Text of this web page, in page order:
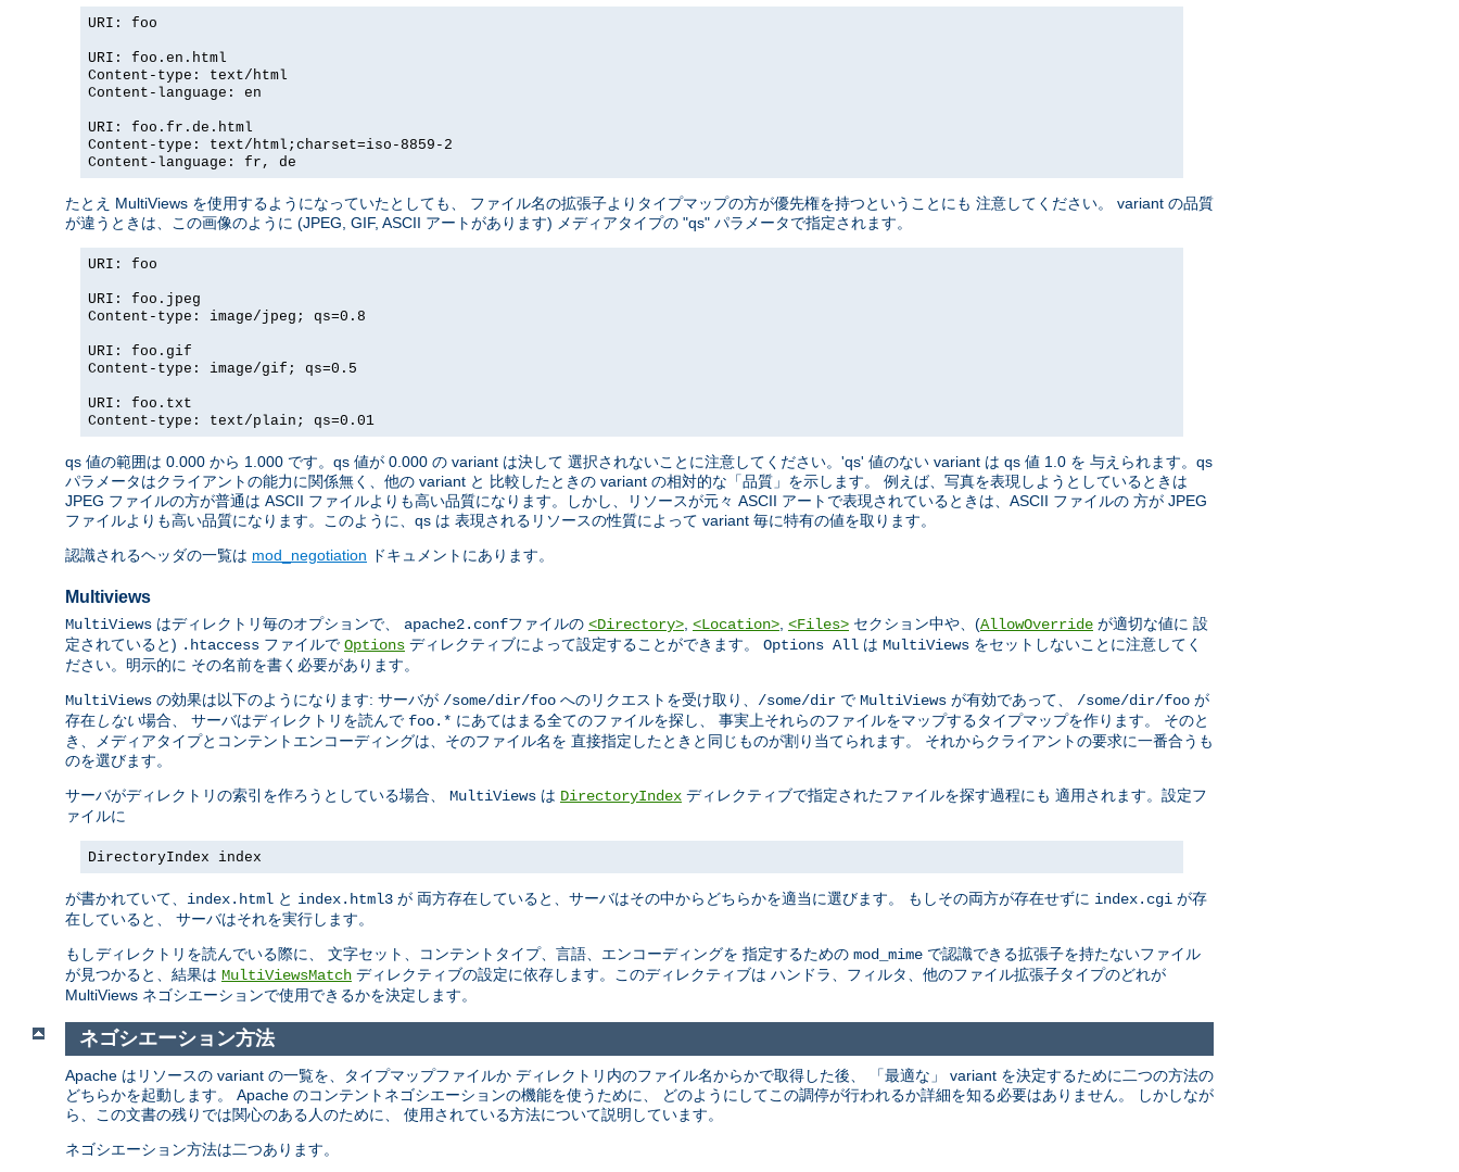
URI: foo
URI: foo.en.html
Content-type: text/html
Content-language: en
URI: foo.fr.de.html
Content-type: text/html;charset=iso-8859-2
Content-language: fr, de
たとえ MultiViews を使用するようになっていたとしても、 ファイル名の拡張子よりタイプマップの方が優先権を持つということにも 注意してください。 variant の品質
が違うときは、この画像のように (JPEG, GIF, ASCII アートがあります) メディアタイプの "qs" パラメータで指定されます。
URI: foo
URI: foo.jpeg
Content-type: image/jpeg; qs=0.8
URI: foo.gif
Content-type: image/gif; qs=0.5
URI: foo.txt
Content-type: text/plain; qs=0.01
qs 値の範囲は 0.000 から 1.000 です。qs 値が 0.000 の variant は決して 選択されないことに注意してください。'qs' 値のない variant は qs 値 1.0 を 与えられます。qs
パラメータはクライアントの能力に関係無く、他の variant と 比較したときの variant の相対的な「品質」を示します。 例えば、写真を表現しようとしているときは
JPEG ファイルの方が普通は ASCII ファイルよりも高い品質になります。しかし、リソースが元々 ASCII アートで表現されているときは、ASCII ファイルの 方が JPEG
ファイルよりも高い品質になります。このように、qs は 表現されるリソースの性質によって variant 毎に特有の値を取ります。
認識されるヘッダの一覧は mod_negotiation ドキュメントにあります。
Multiviews
MultiViews はディレクトリ毎のオプションで、 apache2.confファイルの <Directory>, <Location>, <Files> セクション中や、(AllowOverride が適切な値に 設
定されていると) .htaccess ファイルで Options ディレクティブによって設定することができます。 Options All は MultiViews をセットしないことに注意してく
ださい。明示的に その名前を書く必要があります。
MultiViews の効果は以下のようになります: サーバが /some/dir/foo へのリクエストを受け取り、 /some/dir で MultiViews が有効であって、 /some/dir/foo が
存在しない場合、 サーバはディレクトリを読んで foo.* にあてはまる全てのファイルを探し、 事実上それらのファイルをマップするタイプマップを作ります。 そのと
き、メディアタイプとコンテントエンコーディングは、そのファイル名を 直接指定したときと同じものが割り当てられます。 それからクライアントの要求に一番合うも
のを選びます。
サーバがディレクトリの索引を作ろうとしている場合、 MultiViews は DirectoryIndex ディレクティブで指定されたファイルを探す過程にも 適用されます。設定フ
ァイルに
DirectoryIndex index
が書かれていて、 index.html と index.html3 が 両方存在していると、サーバはその中からどちらかを適当に選びます。 もしその両方が存在せずに index.cgi が存
在していると、 サーバはそれを実行します。
もしディレクトリを読んでいる際に、 文字セット、コンテントタイプ、言語、エンコーディングを 指定するための mod_mime で認識できる拡張子を持たないファイル
が見つかると、結果は MultiViewsMatch ディレクティブの設定に依存します。このディレクティブは ハンドラ、フィルタ、他のファイル拡張子タイプのどれが
MultiViews ネゴシエーションで使用できるかを決定します。
ネゴシエーション方法
Apache はリソースの variant の一覧を、タイプマップファイルか ディレクトリ内のファイル名からかで取得した後、 「最適な」 variant を決定するために二つの方法の
どちらかを起動します。 Apache のコンテントネゴシエーションの機能を使うために、 どのようにしてこの調停が行われるか詳細を知る必要はありません。 しかしなが
ら、この文書の残りでは関心のある人のために、 使用されている方法について説明しています。
ネゴシエーション方法は二つあります。